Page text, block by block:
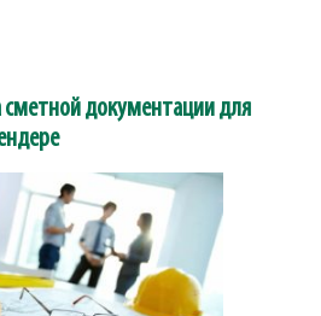
сметной документации для